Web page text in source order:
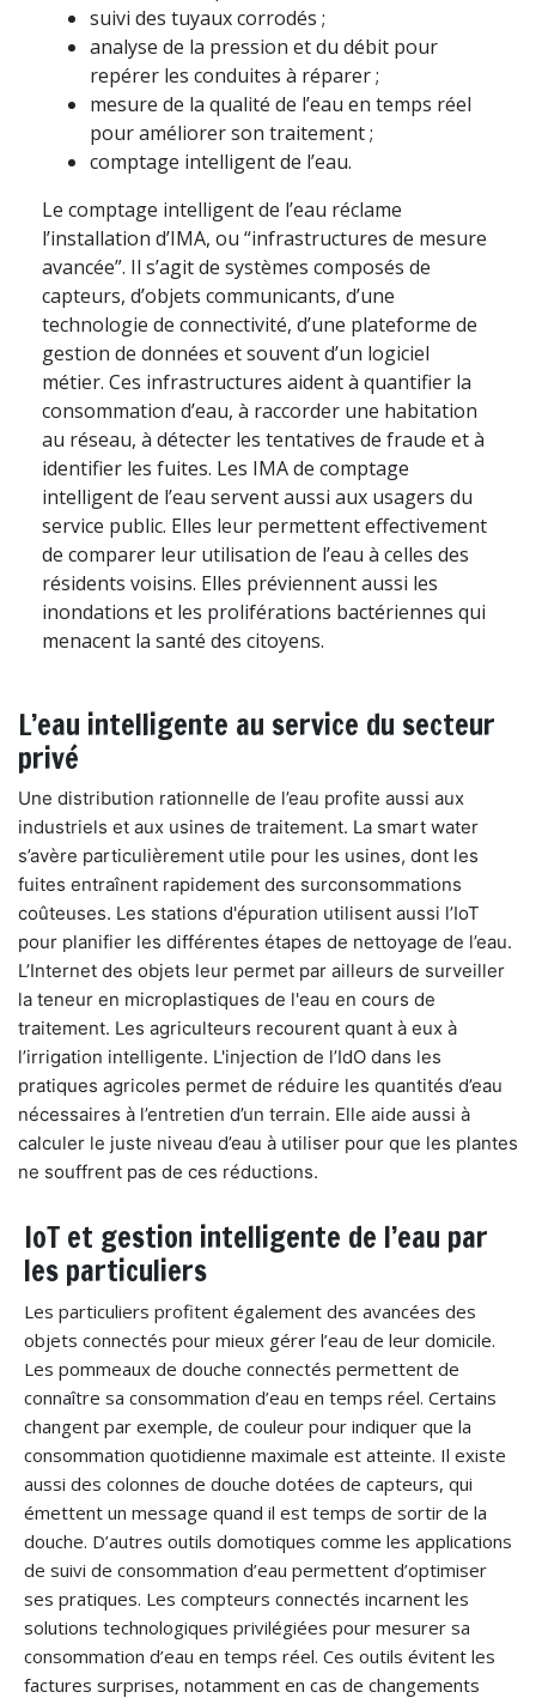
suivi des tuyaux corrodés ;
analyse de la pression et du débit pour
repérer les conduites à réparer ;
mesure de la qualité de l’eau en temps réel
pour améliorer son traitement ;
comptage intelligent de l’eau.
Le comptage intelligent de l’eau réclame
l’installation d’IMA, ou “infrastructures de mesure
avancée”. Il s’agit de systèmes composés de
capteurs, d’objets communicants, d’une
technologie de connectivité, d’une plateforme de
gestion de données et souvent d’un logiciel
métier. Ces infrastructures aident à quantifier la
consommation d’eau, à raccorder une habitation
au réseau, à détecter les tentatives de fraude et à
identifier les fuites. Les IMA de comptage
intelligent de l’eau servent aussi aux usagers du
service public. Elles leur permettent effectivement
de comparer leur utilisation de l’eau à celles des
résidents voisins. Elles préviennent aussi les
inondations et les proliférations bactériennes qui
menacent la santé des citoyens.
L’eau intelligente au service du secteur
privé
Une distribution rationnelle de l’eau profite aussi aux
industriels et aux usines de traitement. La smart water
s’avère particulièrement utile pour les usines, dont les
fuites entraînent rapidement des surconsommations
coûteuses. Les stations d'épuration utilisent aussi l’IoT
pour planifier les différentes étapes de nettoyage de l’eau.
L’Internet des objets leur permet par ailleurs de surveiller
la teneur en microplastiques de l'eau en cours de
traitement. Les agriculteurs recourent quant à eux à
l’irrigation intelligente. L'injection de l’IdO dans les
pratiques agricoles permet de réduire les quantités d’eau
nécessaires à l’entretien d’un terrain. Elle aide aussi à
calculer le juste niveau d’eau à utiliser pour que les plantes
ne souffrent pas de ces réductions.
IoT et gestion intelligente de l’eau par
les particuliers
Les particuliers profitent également des avancées des
objets connectés pour mieux gérer l’eau de leur domicile.
Les pommeaux de douche connectés permettent de
connaître sa consommation d’eau en temps réel. Certains
changent par exemple, de couleur pour indiquer que la
consommation quotidienne maximale est atteinte. Il existe
aussi des colonnes de douche dotées de capteurs, qui
émettent un message quand il est temps de sortir de la
douche. D’autres outils domotiques comme les applications
de suivi de consommation d’eau permettent d’optimiser
ses pratiques. Les compteurs connectés incarnent les
solutions technologiques privilégiées pour mesurer sa
consommation d’eau en temps réel. Ces outils évitent les
factures surprises, notamment en cas de changements